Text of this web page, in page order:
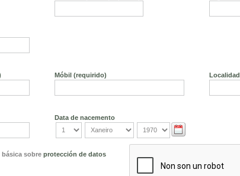
Móbil (requirido) Localidad
Data de nacemento
sobre protección de datos